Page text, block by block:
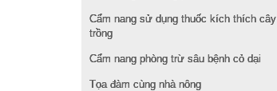
Cẩm nang sử dụng thuốc kích thích cây
trồng
Cẩm nang phòng trừ sâu bệnh cỏ dại
Tọa đàm cùng nhà nông